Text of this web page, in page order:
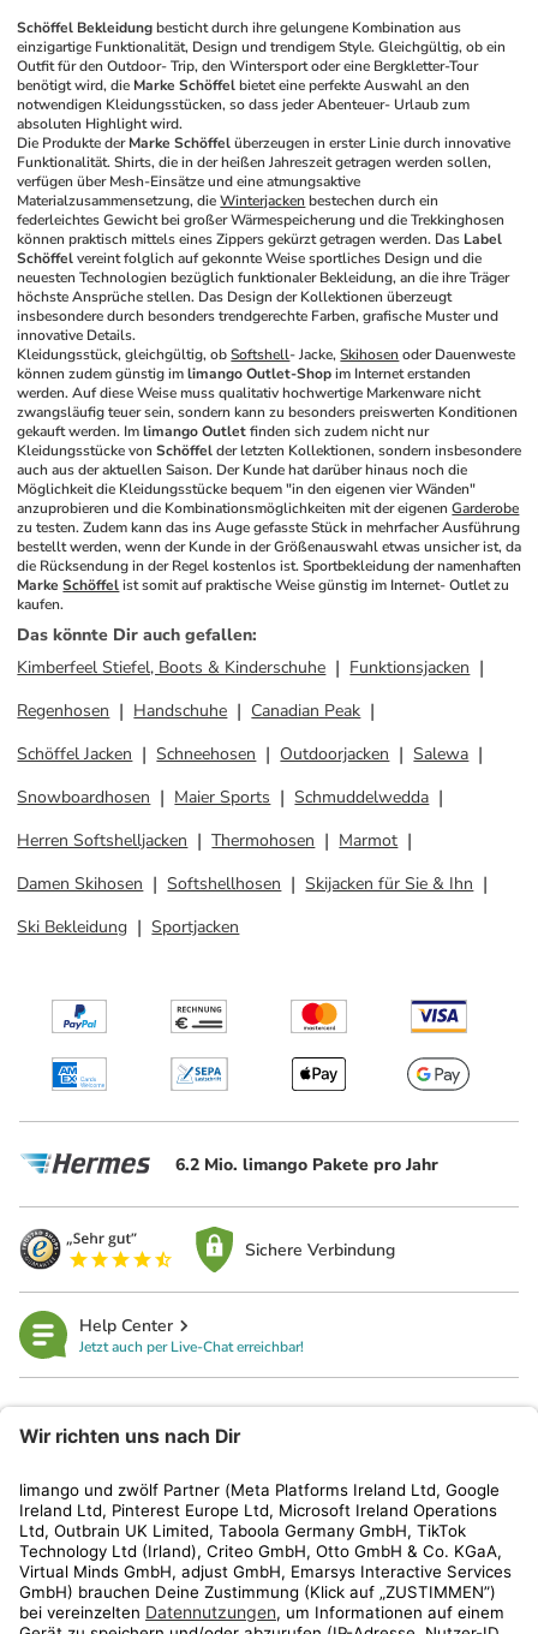
Schöffel Bekleidung besticht durch ihre gelungene Kombination aus
einzigartige Funktionalität, Design und trendigem Style. Gleichgültig, ob ein
Outfit für den Outdoor- Trip, den Wintersport oder eine Bergkletter-Tour
benötigt wird, die Marke Schöffel bietet eine perfekte Auswahl an den
notwendigen Kleidungsstücken, so dass jeder Abenteuer- Urlaub zum
absoluten Highlight wird.
Die Produkte der Marke Schöffel überzeugen in erster Linie durch innovative
Funktionalität. Shirts, die in der heißen Jahreszeit getragen werden sollen,
verfügen über Mesh-Einsätze und eine atmungsaktive
Materialzusammensetzung, die Winterjacken bestechen durch ein
federleichtes Gewicht bei großer Wärmespeicherung und die Trekkinghosen
können praktisch mittels eines Zippers gekürzt getragen werden. Das Label
Schöffel vereint folglich auf gekonnte Weise sportliches Design und die
neuesten Technologien bezüglich funktionaler Bekleidung, an die ihre Träger
höchste Ansprüche stellen. Das Design der Kollektionen überzeugt
insbesondere durch besonders trendgerechte Farben, grafische Muster und
innovative Details.
Kleidungsstück, gleichgültig, ob Softshell- Jacke, Skihosen oder Dauenweste
können zudem günstig im limango Outlet-Shop im Internet erstanden
werden. Auf diese Weise muss qualitativ hochwertige Markenware nicht
zwangsläufig teuer sein, sondern kann zu besonders preiswerten Konditionen
gekauft werden. Im limango Outlet finden sich zudem nicht nur
Kleidungsstücke von Schöffel der letzten Kollektionen, sondern insbesondere
auch aus der aktuellen Saison. Der Kunde hat darüber hinaus noch die
Möglichkeit die Kleidungsstücke bequem "in den eigenen vier Wänden"
anzuprobieren und die Kombinationsmöglichkeiten mit der eigenen Garderobe
zu testen. Zudem kann das ins Auge gefasste Stück in mehrfacher Ausführung
bestellt werden, wenn der Kunde in der Größenauswahl etwas unsicher ist, da
Marke Schöffel ist somit auf praktische Weise günstig im Internet- Outlet zu
kaufen.
Das könnte Dir auch gefallen:
Kimberfeel Stiefel, Boots & Kinderschuhe
Funktionsjacken
Regenhosen
Handschuhe
Canadian Peak
Schöffel Jacken
Schneehosen Outdoorjacken
Salewa
Snowboardhosen
Maier Sports
Schmuddelwedda
Herren Softshelljacken
Thermohosen
Marmot
Damen Skihosen
Softshellhosen
Skijacken für Sie & Ihn
Ski Bekleidung
Sportjacken
6.2 Mio. limango Pakete pro Jahr
Sichere Verbindung
Help Center
Jetzt auch per Live-Chat erreichbar!
Kundenservice
Shop
Aktionen